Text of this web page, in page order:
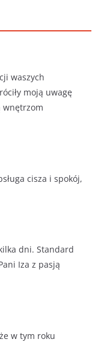
waszych
moją uwagę
wnętrzom
cisza i spokój,
dni. Standard
Iza z pasją
w tym roku